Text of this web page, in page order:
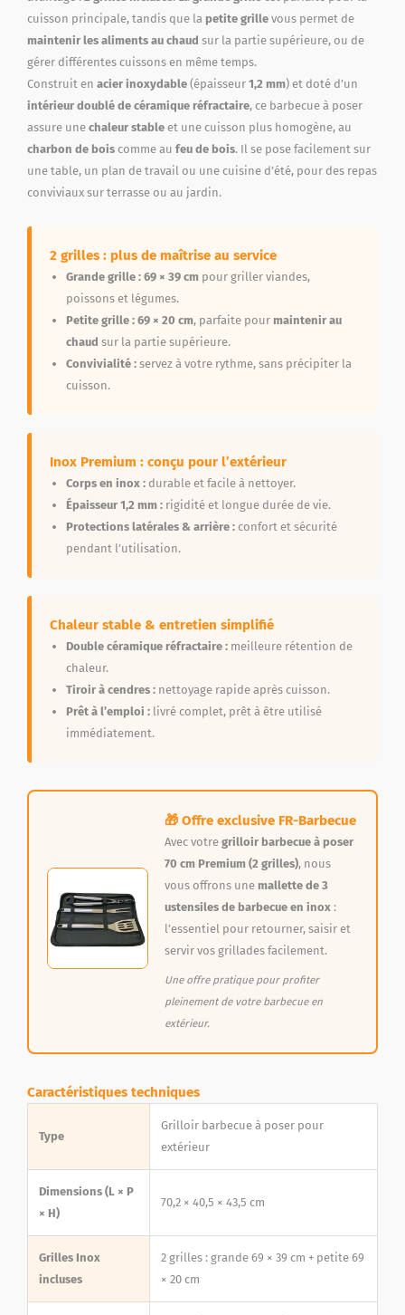
cuisson principale, tandis que la petite grille vous permet de
maintenir les aliments au chaud sur la partie supérieure, ou de
gérer différentes cuissons en même temps.
Construit en acier inoxydable (épaisseur 1,2 mm) et doté d’un
intérieur doublé de céramique réfractaire, ce barbecue à poser
assure une chaleur stable et une cuisson plus homogène, au
charbon de bois comme au feu de bois. Il se pose facilement sur
une table, un plan de travail ou une cuisine d’été, pour des repas
conviviaux sur terrasse ou au jardin.
2 grilles : plus de maîtrise au service
Grande grille : 69 × 39 cm pour griller viandes,
poissons et légumes.
Petite grille : 69 × 20 cm, parfaite pour maintenir au
chaud sur la partie supérieure.
Convivialité : servez à votre rythme, sans précipiter la
cuisson.
Inox Premium : conçu pour l’extérieur
Corps en inox : durable et facile à nettoyer.
Épaisseur 1,2 mm : rigidité et longue durée de vie.
Protections latérales & arrière : confort et sécurité
pendant l’utilisation.
Chaleur stable & entretien simplifié
Double céramique réfractaire : meilleure rétention de
chaleur.
Tiroir à cendres : nettoyage rapide après cuisson.
Prêt à l’emploi : livré complet, prêt à être utilisé
immédiatement.
🎁 Offre exclusive FR-Barbecue
Avec votre grilloir barbecue à poser
70 cm Premium (2 grilles), nous
vous offrons une mallette de 3
ustensiles de barbecue en inox :
l’essentiel pour retourner, saisir et
servir vos grillades facilement.
Une offre pratique pour profiter
pleinement de votre barbecue en
extérieur.
Caractéristiques techniques
Type
Grilloir barbecue à poser pour
extérieur
Dimensions (L × P
× H)
70,2 × 40,5 × 43,5 cm
Grilles Inox
incluses
2 grilles : grande 69 × 39 cm + petite 69
× 20 cm